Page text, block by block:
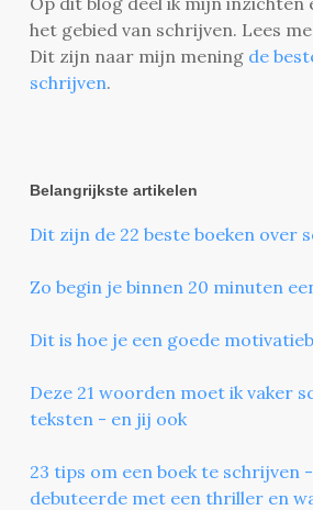
het gebied van schrijven. Lees
Dit zijn naar mijn mening de
schrijven.
Belangrijkste artikelen
Dit zijn de 22 beste boeken over
Zo begin je binnen 20 minuten
Dit is hoe je een goede
Deze 21 woorden moet ik vaker
teksten - en jij ook
23 tips om een boek te schrijven
debuteerde met een thriller en